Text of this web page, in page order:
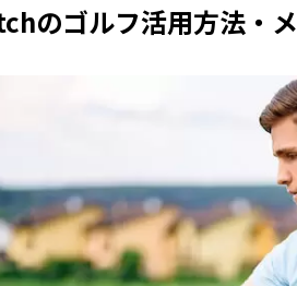
のゴルフ活用方法・